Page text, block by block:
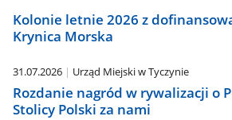
Kolonie letnie 2026 z
Krynica Morska
31.07.2026 Urząd Miejski w Tyczynie
Rozdanie nagród w rywalizacji o
Stolicy Polski za nami